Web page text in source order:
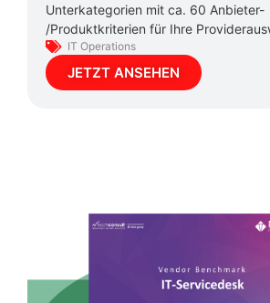
Unterkategorien mit ca. 60 Anbieter-
/Produktkriterien für Ihre
IT Operations
JETZT ANSEHEN